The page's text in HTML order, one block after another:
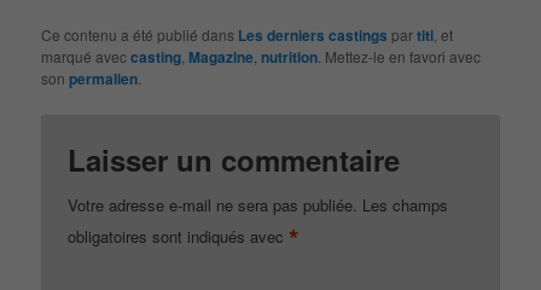
Ce contenu a été publié dans Les derniers castings partiti , et
marqué aveccasting Magazine nutrition . Mettez-le en favori avec
sonpermalien
Laisser un commentaire
Votre adresse e-mail ne sera pas publiée. Les champs
obligatoires sont indiqués avec *